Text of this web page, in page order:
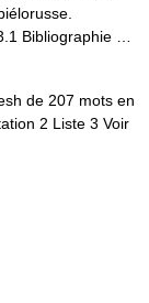
Bibliographie …
de 207 mots en
2 Liste 3 Voir